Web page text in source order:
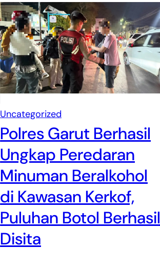
Uncategorized
Polres Garut Berhasil
Ungkap Peredaran
Minuman Beralkohol
di Kawasan Kerkof,
Puluhan Botol Berhasil
Disita